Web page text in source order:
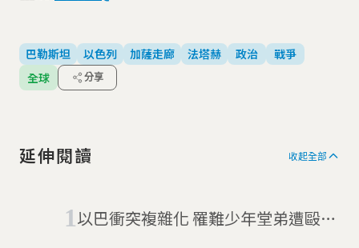
巴勒斯坦 以色列 加薩走廊 法塔赫 政治
戰爭
全球
分享
延伸閱讀 收起全部
以巴衝突複雜化 罹難少年堂弟遭毆引